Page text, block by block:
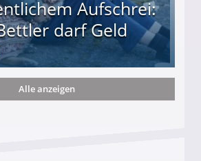
Aufschrei:
darf Geld
Alle anzeigen